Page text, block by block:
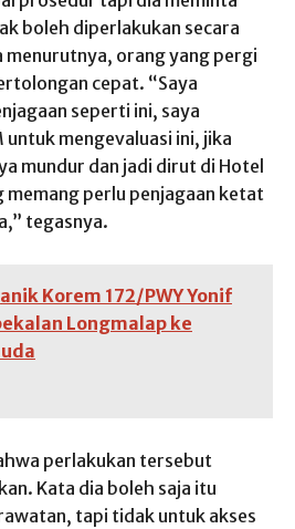
boleh diperlakukan secara
orang yang pergi
cepat. “Saya
seperti ini, saya
untuk mengevaluasi ini, jika
mundur dan jadi dirut di Hotel
memang perlu penjagaan ketat
tegasnya.
Korem 172/PWY Yonif
Longmalap ke
perlakukan tersebut
Kata dia boleh saja itu
tapi tidak untuk akses